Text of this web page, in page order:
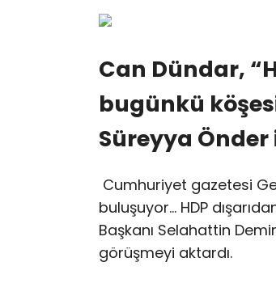
Can Dündar,
bugünkü
Süreyya
Cumhuriyet gazetesi
buluşuyor… HDP
Başkanı Selahattin
görüşmeyi aktardı.